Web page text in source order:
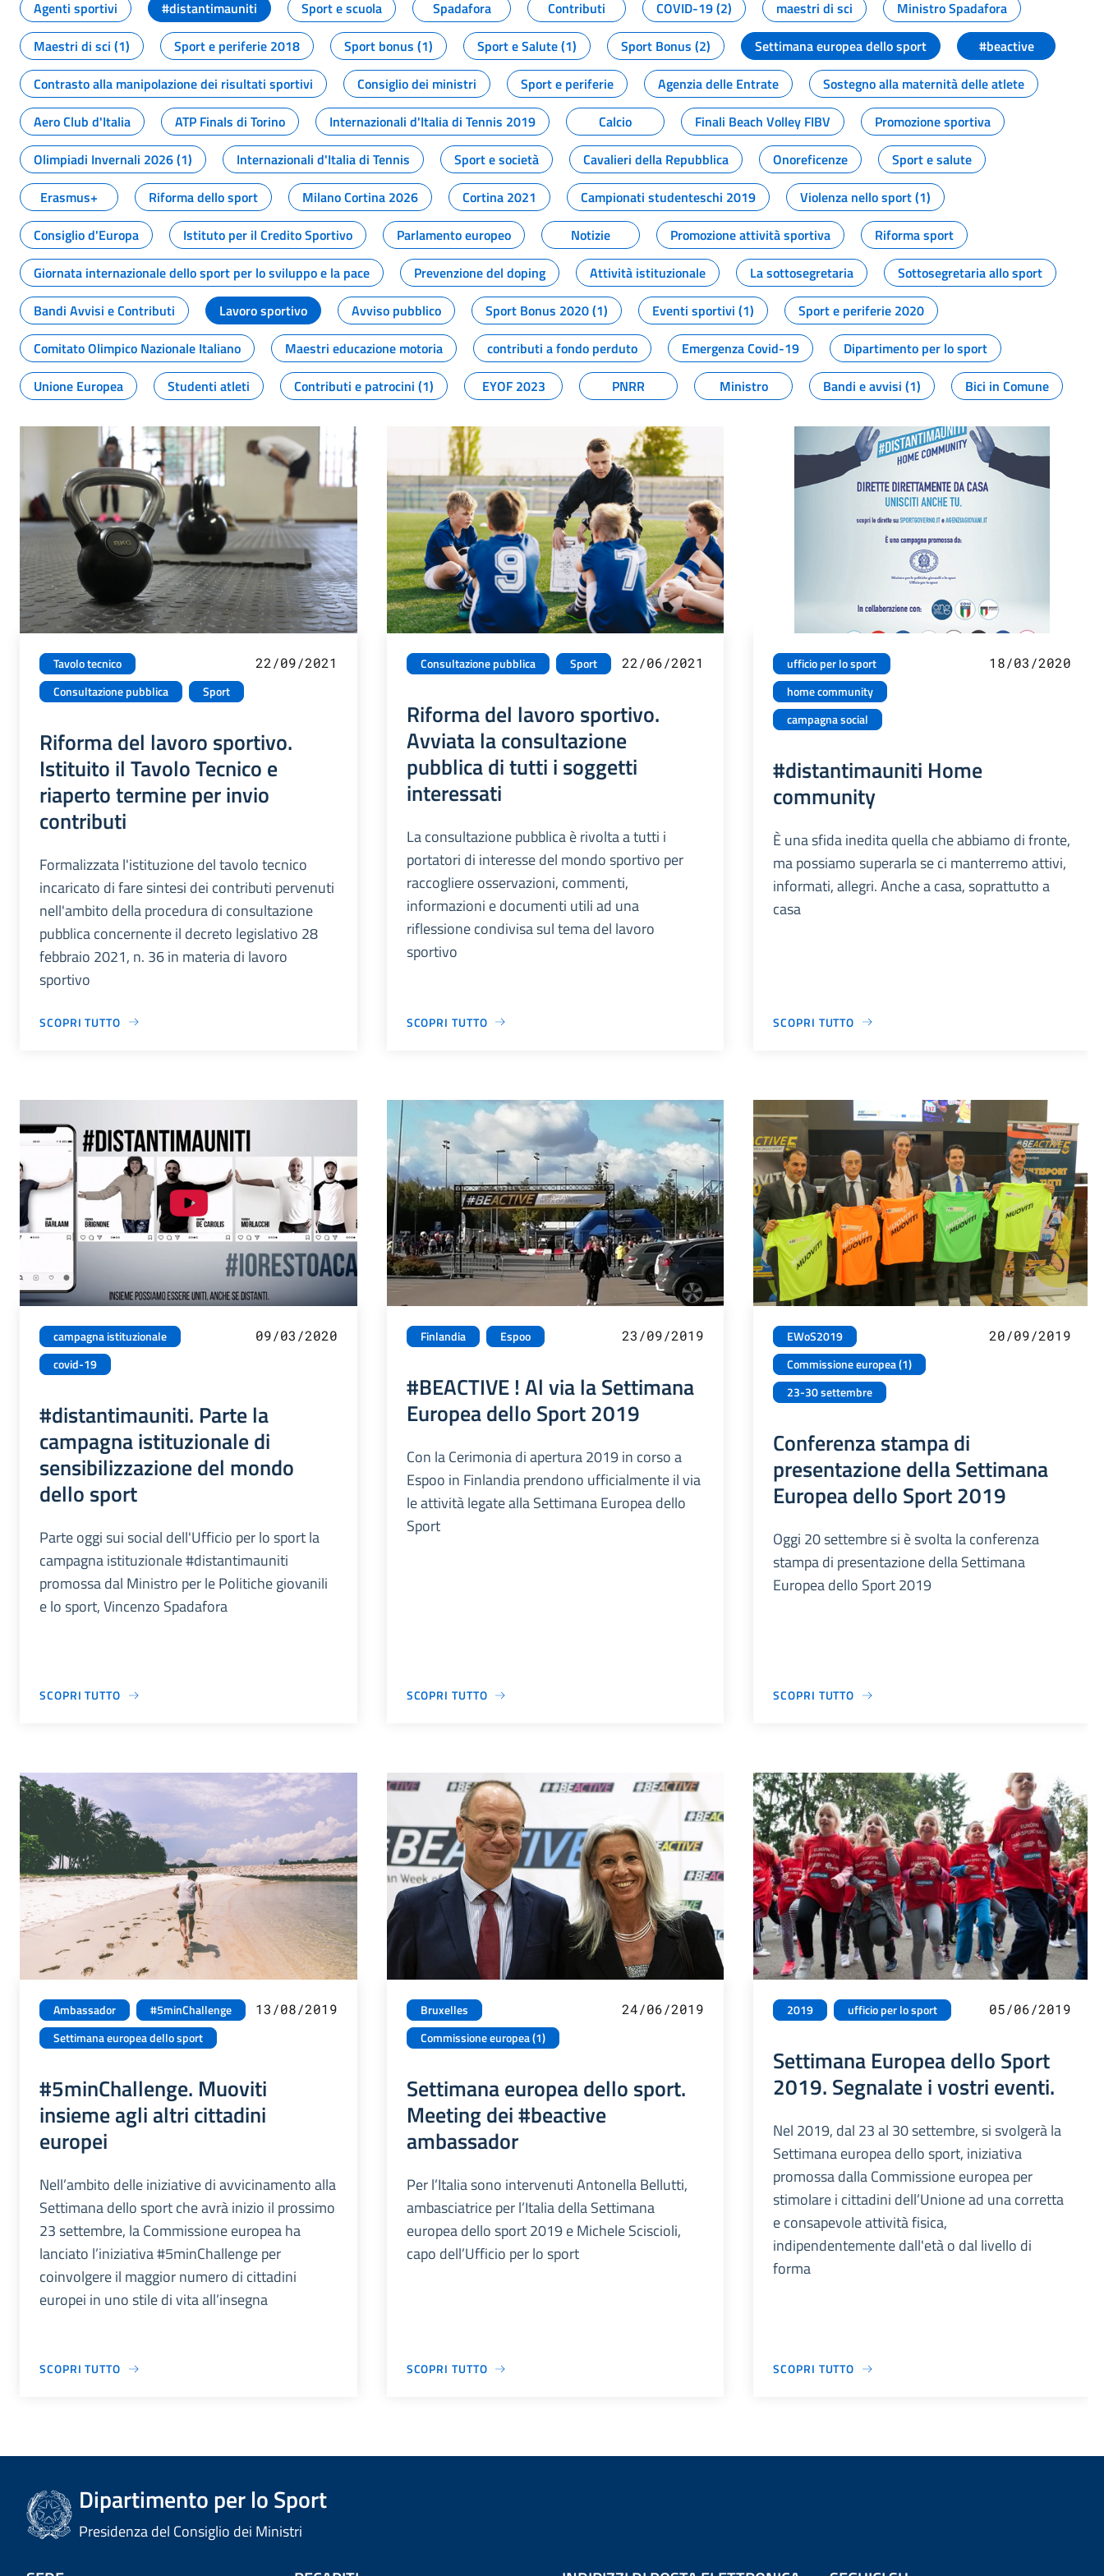
Agenti sportivi
#distantimauniti Sport e scuola Spadafora Contributi COVID-19 (2) maestri di sci
Ministro Spadafora
Maestri di sci (1)
Sport e periferie 2018 Sport bonus (1) Sport e Salute (1) Sport Bonus (2) Settimana europea dello sport
#beactive
Contrasto alla manipolazione dei risultati sportivi
Consiglio dei ministri Sport e periferie Agenzia delle Entrate
Sostegno alla maternità delle atlete
Aero Club d'Italia
ATP Finals di Torino Internazionali d'Italia di Tennis 2019 Calcio Finali Beach Volley FIBV
Promozione sportiva
Olimpiadi Invernali 2026 (1)
Internazionali d'Italia di Tennis Sport e società Cavalieri della Repubblica Onoreficenze
Sport e salute
Erasmus+
Riforma dello sport Milano Cortina 2026 Cortina 2021 Campionati studenteschi 2019
Violenza nello sport (1)
Consiglio d'Europa
Istituto per il Credito Sportivo Parlamento europeo Notizie Promozione attività sportiva
Riforma sport
Giornata internazionale dello sport per lo sviluppo e la pace
Prevenzione del doping Attività istituzionale La sottosegretaria
Sottosegretaria allo sport
Bandi Avvisi e Contributi
Lavoro sportivo Avviso pubblico Sport Bonus 2020 (1) Eventi sportivi (1)
Sport e periferie 2020
Comitato Olimpico Nazionale Italiano
Maestri educazione motoria contributi a fondo perduto Emergenza Covid-19
Dipartimento per lo sport
Unione Europea
Studenti atleti Contributi e patrocini (1) EYOF 2023 PNRR Ministro Bandi e avvisi (1) Bici in Comune
Tavolo tecnico
Consultazione pubblica
Sport
22/09/2021
Riforma del lavoro sportivo.
Istituito il Tavolo Tecnico e
riaperto termine per invio
contributi
Formalizzata l'istituzione del tavolo tecnico
incaricato di fare sintesi dei contributi pervenuti
nell'ambito della procedura di consultazione
pubblica concernente il decreto legislativo 28
febbraio 2021, n. 36 in materia di lavoro
sportivo
SCOPRI TUTTO
Consultazione pubblica Sport 22/06/2021
Riforma del lavoro sportivo.
Avviata la consultazione
pubblica di tutti i soggetti
interessati
La consultazione pubblica è rivolta a tutti i
portatori di interesse del mondo sportivo per
raccogliere osservazioni, commenti,
informazioni e documenti utili ad una
riflessione condivisa sul tema del lavoro
sportivo
SCOPRI TUTTO
ufficio per lo sport
home community
campagna social
18/03/2020
#distantimauniti Home
community
È una sfida inedita quella che abbiamo di fronte,
ma possiamo superarla se ci manterremo attivi,
informati, allegri. Anche a casa, soprattutto a
casa
SCOPRI TUTTO
campagna istituzionale
covid-19
09/03/2020
#distantimauniti. Parte la
campagna istituzionale di
sensibilizzazione del mondo
dello sport
Parte oggi sui social dell'Ufficio per lo sport la
campagna istituzionale #distantimauniti
promossa dal Ministro per le Politiche giovanili
e lo sport, Vincenzo Spadafora
SCOPRI TUTTO
Finlandia Espoo 23/09/2019
#BEACTIVE ! Al via la Settimana
Europea dello Sport 2019
Con la Cerimonia di apertura 2019 in corso a
Espoo in Finlandia prendono ufficialmente il via
le attività legate alla Settimana Europea dello
Sport
SCOPRI TUTTO
EWoS2019
Commissione europea (1)
23-30 settembre
20/09/2019
Conferenza stampa di
presentazione della Settimana
Europea dello Sport 2019
Oggi 20 settembre si è svolta la conferenza
stampa di presentazione della Settimana
Europea dello Sport 2019
SCOPRI TUTTO
Ambassador
#5minChallenge
Settimana europea dello sport
13/08/2019
#5minChallenge. Muoviti
insieme agli altri cittadini
europei
Nell’ambito delle iniziative di avvicinamento alla
Settimana dello sport che avrà inizio il prossimo
23 settembre, la Commissione europea ha
lanciato l’iniziativa #5minChallenge per
coinvolgere il maggior numero di cittadini
europei in uno stile di vita all’insegna
SCOPRI TUTTO
Bruxelles
Commissione europea (1)
24/06/2019
Settimana europea dello sport.
Meeting dei #beactive
ambassador
Per l’Italia sono intervenuti Antonella Bellutti,
ambasciatrice per l’Italia della Settimana
europea dello sport 2019 e Michele Sciscioli,
capo dell’Ufficio per lo sport
SCOPRI TUTTO
2019 ufficio per lo sport 05/06/2019
Settimana Europea dello Sport
2019. Segnalate i vostri eventi.
Nel 2019, dal 23 al 30 settembre, si svolgerà la
Settimana europea dello sport, iniziativa
promossa dalla Commissione europea per
stimolare i cittadini dell’Unione ad una corretta
e consapevole attività fisica,
indipendentemente dall'età o dal livello di
forma
SCOPRI TUTTO
Dipartimento per lo Sport
Presidenza del Consiglio dei Ministri